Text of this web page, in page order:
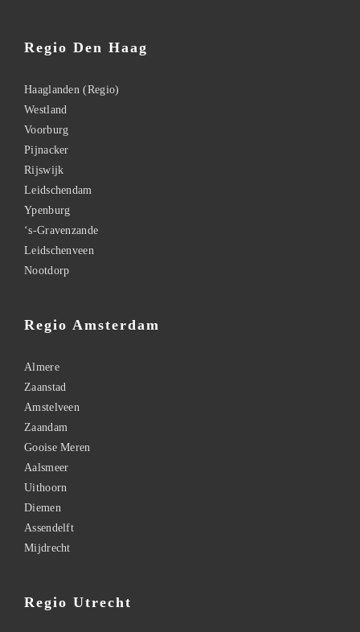
Regio Den Haag
Haaglanden (Regio)
Westland
Voorburg
Pijnacker
Rijswijk
Leidschendam
Ypenburg
‘s-Gravenzande
Leidschenveen
Nootdorp
Regio Amsterdam
Almere
Zaanstad
Amstelveen
Zaandam
Gooise Meren
Aalsmeer
Uithoorn
Diemen
Assendelft
Mijdrecht
Regio Utrecht